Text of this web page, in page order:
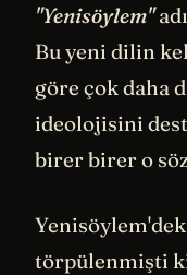
"Yenisöylem"
Bu yeni dilin
göre çok daha
ideolojisini
birer birer o
törpülenmişti